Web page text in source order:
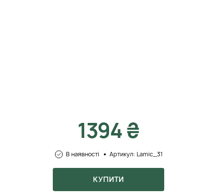
1394 ₴
В наявності Артикул: Lamic_31
КУПИТИ